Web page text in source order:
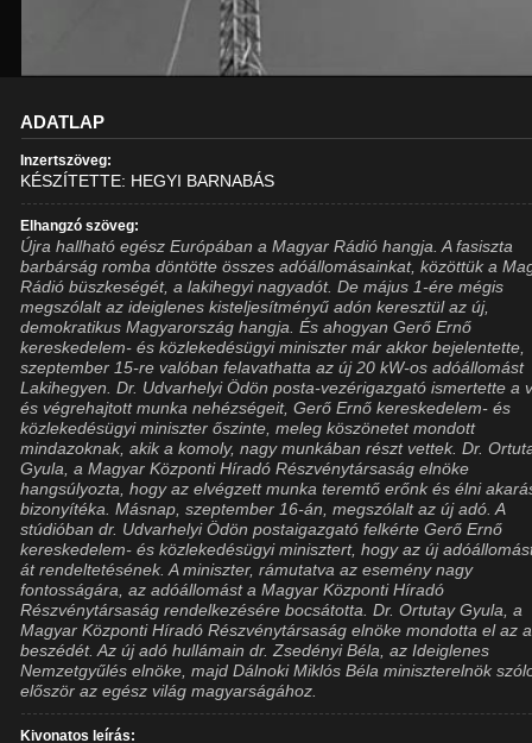
ADATLAP
Inzertszöveg:
KÉSZÍTETTE: HEGYI BARNABÁS
Elhangzó szöveg:
Újra hallható egész Európában a Magyar Rádió hangja. A fasiszta
barbárság romba döntötte összes adóállomásainkat, közöttük a
Rádió büszkeségét, a lakihegyi nagyadót. De május 1-ére mégis
megszólalt az ideiglenes kisteljesítményű adón keresztül az új,
demokratikus Magyarország hangja. És ahogyan Gerő Ernő
kereskedelem- és közlekedésügyi miniszter már akkor bejelentette,
szeptember 15-re valóban felavathatta az új 20 kW-os adóállomást
Lakihegyen. Dr. Udvarhelyi Ödön posta-vezérigazgató ismertette a
és végrehajtott munka nehézségeit, Gerő Ernő kereskedelem- és
közlekedésügyi miniszter őszinte, meleg köszönetet mondott
mindazoknak, akik a komoly, nagy munkában részt vettek. Dr.
Gyula, a Magyar Központi Híradó Részvénytársaság elnöke
hangsúlyozta, hogy az elvégzett munka teremtő erőnk és élni
bizonyítéka. Másnap, szeptember 16-án, megszólalt az új adó. A
stúdióban dr. Udvarhelyi Ödön postaigazgató felkérte Gerő Ernő
kereskedelem- és közlekedésügyi minisztert, hogy az új
át rendeltetésének. A miniszter, rámutatva az esemény nagy
fontosságára, az adóállomást a Magyar Központi Híradó
Részvénytársaság rendelkezésére bocsátotta. Dr. Ortutay Gyula, a
Magyar Központi Híradó Részvénytársaság elnöke mondotta el az
beszédét. Az új adó hullámain dr. Zsedényi Béla, az Ideiglenes
Nemzetgyűlés elnöke, majd Dálnoki Miklós Béla miniszterelnök
először az egész világ magyarságához.
Kivonatos leírás: